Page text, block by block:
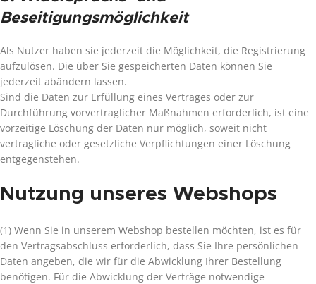
Beseitigungsmöglichkeit
Als Nutzer haben sie jederzeit die Möglichkeit, die Registrierung
aufzulösen. Die über Sie gespeicherten Daten können Sie
jederzeit abändern lassen.
Sind die Daten zur Erfüllung eines Vertrages oder zur
Durchführung vorvertraglicher Maßnahmen erforderlich, ist eine
vorzeitige Löschung der Daten nur möglich, soweit nicht
vertragliche oder gesetzliche Verpflichtungen einer Löschung
entgegenstehen.
Nutzung unseres Webshops
(1) Wenn Sie in unserem Webshop bestellen möchten, ist es für
den Vertragsabschluss erforderlich, dass Sie Ihre persönlichen
Daten angeben, die wir für die Abwicklung Ihrer Bestellung
benötigen. Für die Abwicklung der Verträge notwendige